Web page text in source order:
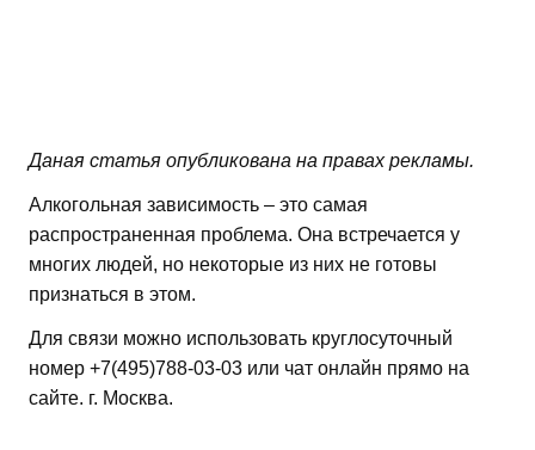
Даная статья опубликована на правах рекламы.
Алкогольная зависимость – это самая
распространенная проблема. Она встречается у
многих людей, но некоторые из них не готовы
признаться в этом.
Для связи можно использовать круглосуточный
номер +7(495)788-03-03 или чат онлайн прямо на
сайте. г. Москва.